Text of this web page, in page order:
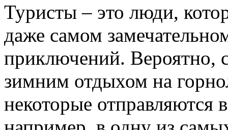
Туристы – это люди,
даже самом
приключений. Вероятно,
зимним отдыхом на
некоторые